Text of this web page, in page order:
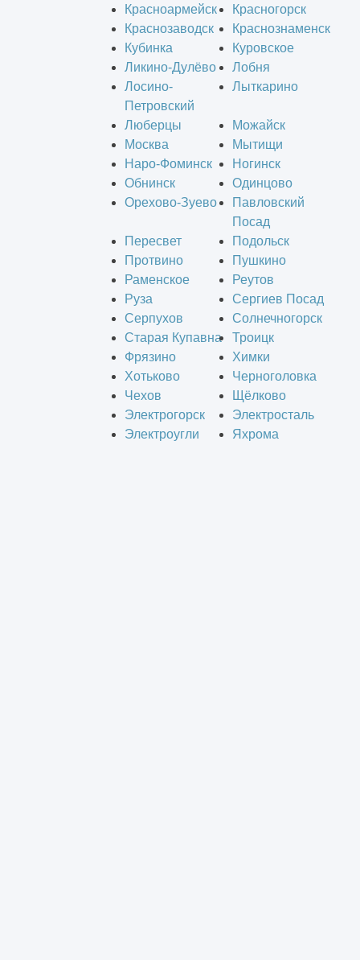
Красноармейск
Красногорск
Краснозаводск
Краснознаменск
Кубинка
Куровское
Ликино-Дулёво
Лобня
Лосино-
Петровский
Лыткарино
Люберцы
Можайск
Москва
Мытищи
Наро-Фоминск
Ногинск
Обнинск
Одинцово
Орехово-Зуево
Павловский
Посад
Пересвет
Подольск
Протвино
Пушкино
Раменское
Реутов
Руза
Сергиев Посад
Серпухов
Солнечногорск
Старая Купавна
Троицк
Фрязино
Химки
Хотьково
Черноголовка
Чехов
Щёлково
Электрогорск
Электросталь
Электроугли
Яхрома